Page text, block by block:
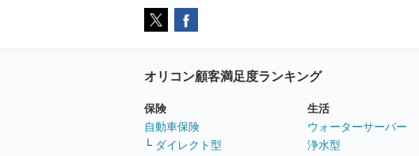
オリコン顧客満足度ランキング
保険
自動車保険
└ ダイレクト型
生活
ウォーターサーバー
浄水型